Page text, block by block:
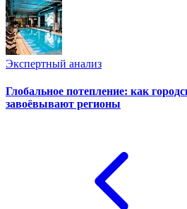
Экспертный анализ
Глобальное потепление: как
завоёвывают регионы